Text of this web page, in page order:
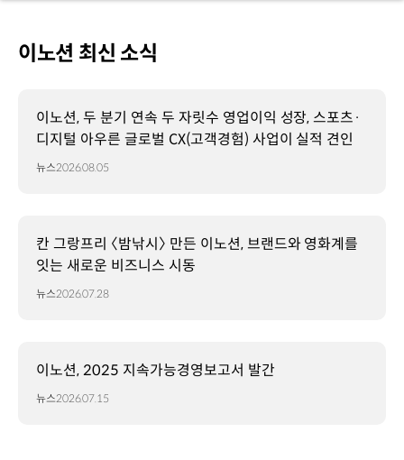
이노션 최신 소식
이노션, 두 분기 연속 두 자릿수 영업이익 성장, 스포츠·
디지털 아우른 글로벌 CX(고객경험) 사업이 실적 견인
뉴스2026.08.05
칸 그랑프리 〈밤낚시〉 만든 이노션, 브랜드와 영화계를
잇는 새로운 비즈니스 시동
뉴스2026.07.28
이노션, 2025 지속가능경영보고서 발간
뉴스2026.07.15